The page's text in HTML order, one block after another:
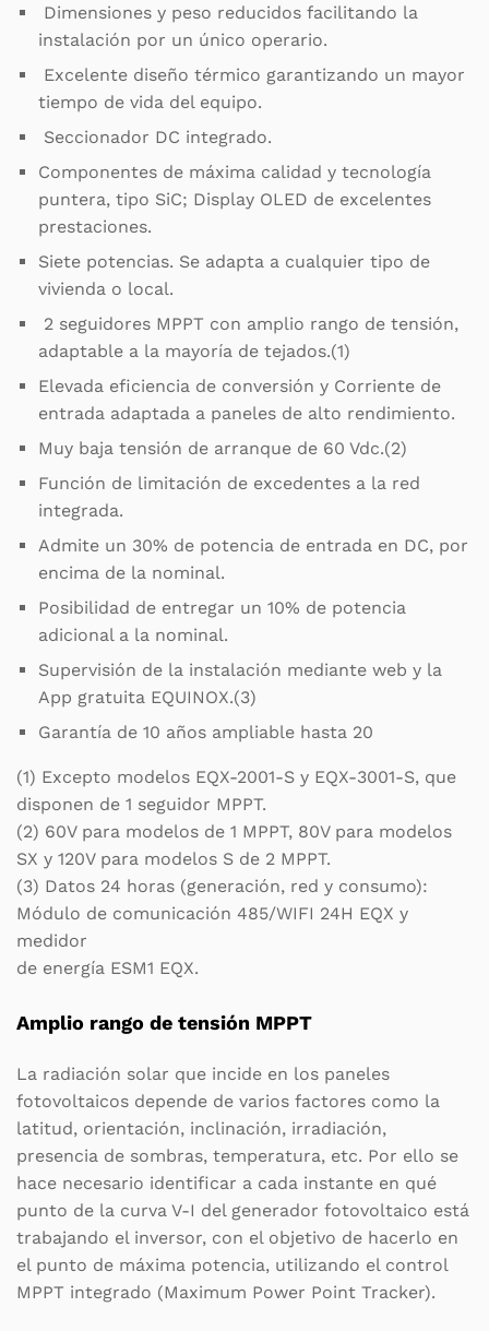
Dimensiones y peso reducidos facilitando la
instalación por un único operario.
Excelente diseño térmico garantizando un mayor
tiempo de vida del equipo.
Seccionador DC integrado.
Componentes de máxima calidad y tecnología
puntera, tipo SiC; Display OLED de excelentes
prestaciones.
Siete potencias. Se adapta a cualquier tipo de
vivienda o local.
2 seguidores MPPT con amplio rango de tensión,
adaptable a la mayoría de tejados.(1)
Elevada eficiencia de conversión y Corriente de
entrada adaptada a paneles de alto rendimiento.
Muy baja tensión de arranque de 60 Vdc.(2)
Función de limitación de excedentes a la red
integrada.
Admite un 30% de potencia de entrada en DC, por
encima de la nominal.
Posibilidad de entregar un 10% de potencia
adicional a la nominal.
Supervisión de la instalación mediante web y la
App gratuita EQUINOX.(3)
Garantía de 10 años ampliable hasta 20
(1) Excepto modelos EQX-2001-S y EQX-3001-S, que
disponen de 1 seguidor MPPT.
(2) 60V para modelos de 1 MPPT, 80V para modelos
SX y 120V para modelos S de 2 MPPT.
(3) Datos 24 horas (generación, red y consumo):
Módulo de comunicación 485/WIFI 24H EQX y
medidor
de energía ESM1 EQX.
Amplio rango de tensión MPPT
La radiación solar que incide en los paneles
fotovoltaicos depende de varios factores como la
latitud, orientación, inclinación, irradiación,
presencia de sombras, temperatura, etc. Por ello se
hace necesario identificar a cada instante en qué
punto de la curva V-I del generador fotovoltaico está
trabajando el inversor, con el objetivo de hacerlo en
el punto de máxima potencia, utilizando el control
MPPT integrado (Maximum Power Point Tracker).